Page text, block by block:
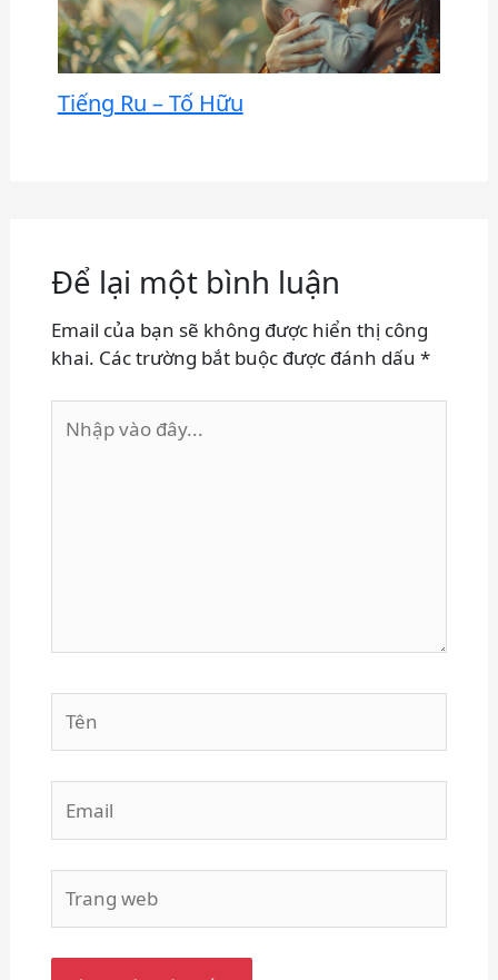
Tiếng Ru – Tố Hữu
Để lại một bình luận
Email của bạn sẽ không được hiển thị công
khai. Các trường bắt buộc được đánh dấu *
vào
web